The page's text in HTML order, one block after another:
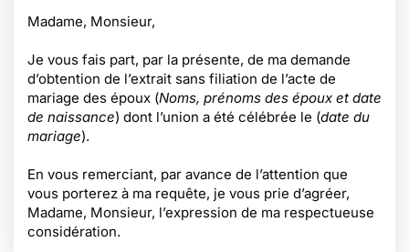
Madame, Monsieur,
Je vous fais part, par la présente, de ma demande
d’obtention de l’extrait sans filiation de l’acte de
mariage des époux (Noms, prénoms des époux et date
de naissance) dont l’union a été célébrée le (date du
mariage).
En vous remerciant, par avance de l’attention que
vous porterez à ma requête, je vous prie d’agréer,
Madame, Monsieur, l’expression de ma respectueuse
considération.